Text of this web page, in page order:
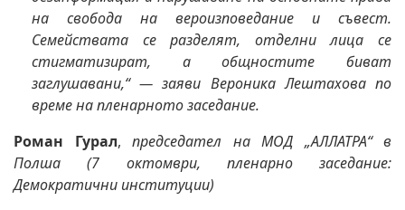
на свобода на вероизповедание и съвест.
Семействата се разделят, отделни лица се
стигматизират, а общностите биват
заглушавани,“ — заяви Вероника Лештахова по
време на пленарното заседание.
Роман Гурал, председател на МОД „АЛЛАТРА“ в
Полша (7 октомври, пленарно заседание:
Демократични институции)